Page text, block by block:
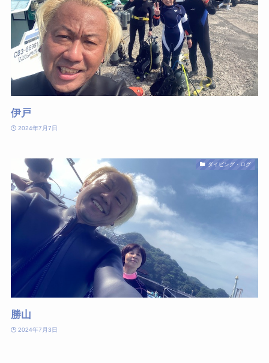
伊戸
2024年7月7日
ダイビング・ログ
勝山
2024年7月3日